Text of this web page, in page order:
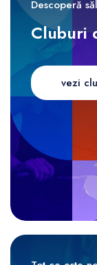
Descoperă
Cluburi
vezi